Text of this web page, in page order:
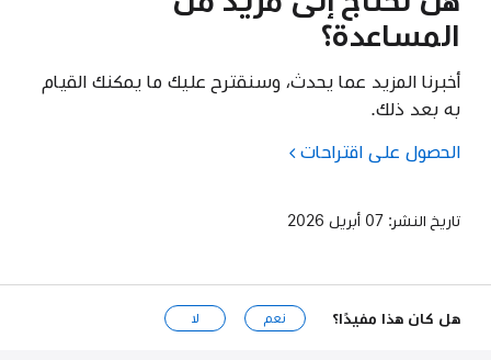
المساعدة؟
أخبرنا المزيد عما يحدث، وسنقترح عليك ما يمكنك القيام
به بعد ذلك.
الحصول على اقتراحات
تاريخ النشر: 07 أبريل 2026
هل كان هذا مفيدًا؟ نعم لا